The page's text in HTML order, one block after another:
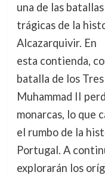
una de las batallas
trágicas de la
Alcazarquivir. En
esta contienda,
batalla de los Tres
Muhammad II
monarcas, lo que
el rumbo de la
Portugal. A
explorarán los